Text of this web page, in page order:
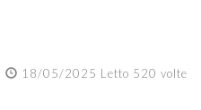
18/05/2025 Letto 520 volte